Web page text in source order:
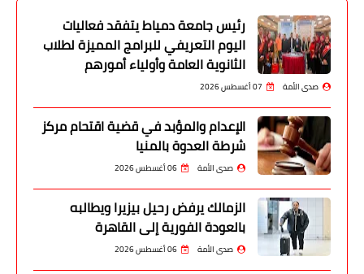
رئيس جامعة دمياط يتفقد فعاليات
اليوم التعريفي للبرامج المميزة لطلاب
الثانوية العامة وأولياء أمورهم
صدى الأمة 07 أغسطس 2026
الإعدام والمؤبد في قضية اقتحام مركز
شرطة العدوة بالمنيا
صدى الأمة 06 أغسطس 2026
الزمالك يرفض رحيل بيزيرا ويطالبه
بالعودة الفورية إلى القاهرة
صدى الأمة 06 أغسطس 2026